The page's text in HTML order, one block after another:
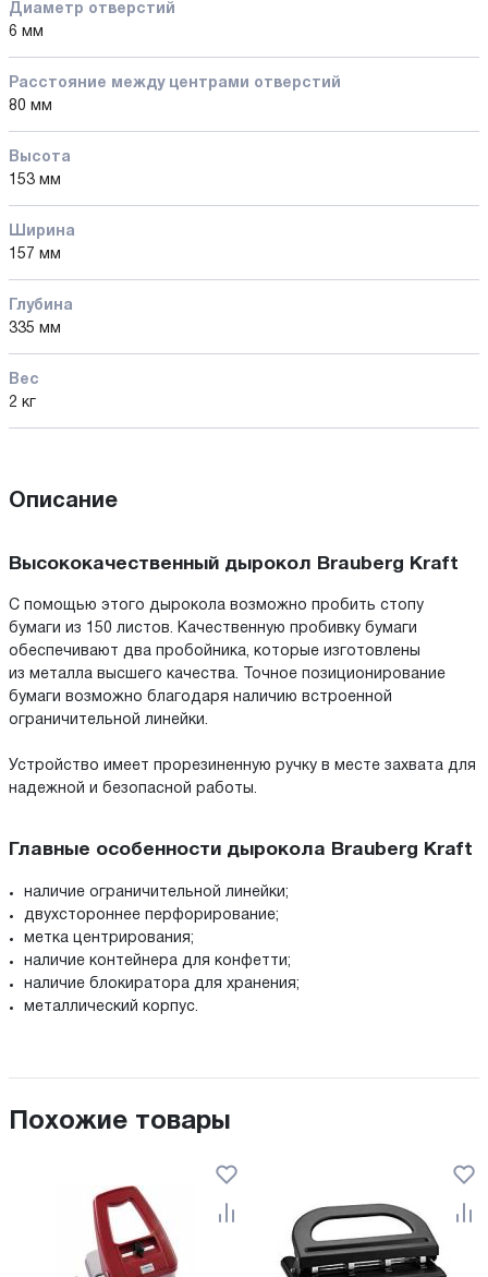
Диаметр отверстий
6 мм
Расстояние между центрами отверстий
80 мм
Высота
153 мм
Ширина
157 мм
Глубина
335 мм
Вес
2 кг
Описание
Высококачественный дырокол Brauberg Kraft
С помощью этого дырокола возможно пробить стопу
бумаги из 150 листов. Качественную пробивку бумаги
обеспечивают два пробойника, которые изготовлены
из металла высшего качества. Точное позиционирование
бумаги возможно благодаря наличию встроенной
ограничительной линейки.
Устройство имеет прорезиненную ручку в месте захвата для
надежной и безопасной работы.
Главные особенности дырокола Brauberg Kraft
наличие ограничительной линейки;
двухстороннее перфорирование;
метка центрирования;
наличие контейнера для конфетти;
наличие блокиратора для хранения;
металлический корпус.
Похожие товары